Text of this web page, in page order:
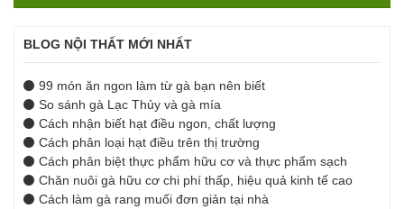
BLOG NỘI THẤT MỚI NHẤT
99 món ăn ngon làm từ gà bạn nên biết
So sánh gà Lạc Thủy và gà mía
Cách nhận biết hạt điều ngon, chất lượng
Cách phân loại hạt điều trên thị trường
Cách phân biệt thực phẩm hữu cơ và thực phẩm sạch
Chăn nuôi gà hữu cơ chi phí thấp, hiệu quả kinh tế cao
Cách làm gà rang muối đơn giản tại nhà